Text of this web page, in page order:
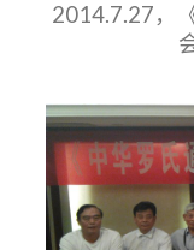
2014.7.27，